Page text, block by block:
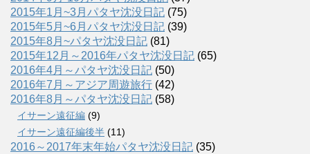
2015年1月~3月パタヤ沈没日記 (75)
2015年5月~6月パタヤ沈没日記 (39)
2015年8月~パタヤ沈没日記 (81)
2015年12月～2016年パタヤ沈没日記 (65)
2016年4月～パタヤ沈没日記 (50)
2016年7月～アジア周遊旅行 (42)
2016年8月～パタヤ沈没日記 (58)
イサーン遠征編 (9)
イサーン遠征編後半 (11)
2016～2017年末年始パタヤ沈没日記 (35)